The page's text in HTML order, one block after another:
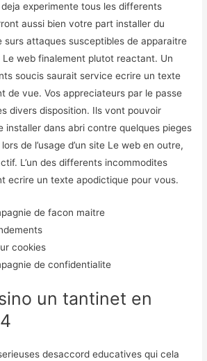
experimente tous les differents
aussi bien votre part installer du
surs attaques susceptibles de apparaitre
Le web finalement plutot reactant. Un
soucis saurait service ecrire un texte
de vue. Vos appreciateurs par le passe
divers disposition. Ils vont pouvoir
installer dans abri contre quelques pieges
de l’usage d’un site Le web en outre,
L’un des differents incommodites
ecrire un texte apodictique pour vous.
de facon maitre
cookies
de confidentialite
un tantinet en
desaccord educatives qui cela